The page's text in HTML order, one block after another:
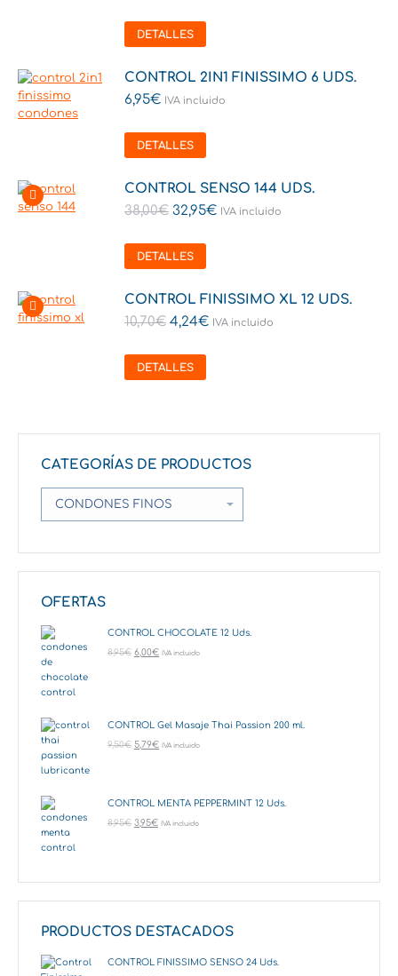
DETALLES
CONTROL 2IN1 FINISSIMO 6 UDS.
6,95€ IVA incluido
DETALLES
CONTROL SENSO 144 UDS.
38,00€ 32,95€ IVA incluido
DETALLES
CONTROL FINISSIMO XL 12 UDS.
10,70€ 4,24€ IVA incluido
DETALLES
CATEGORÍAS DE PRODUCTOS
OFERTAS
CONTROL CHOCOLATE 12 Uds.
8,95€ 6,00€ IVA incluido
CONTROL Gel Masaje Thai Passion 200 ml.
9,50€ 5,79€ IVA incluido
CONTROL MENTA PEPPERMINT 12 Uds.
8,95€ 3,95€ IVA incluido
PRODUCTOS DESTACADOS
CONTROL FINISSIMO SENSO 24 Uds.